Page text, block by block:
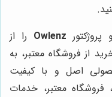
پروژکتور Owlenz را از
از فروشگاه معتبر، به
اصل و با کیفیت
معتبر، خدمات